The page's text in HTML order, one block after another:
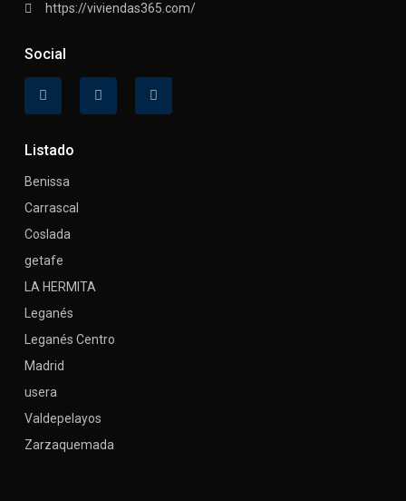
https://viviendas365.com/
Social
Listado
Benissa
Carrascal
Coslada
getafe
LA HERMITA
Leganés
Leganés Centro
Madrid
usera
Valdepelayos
Zarzaquemada